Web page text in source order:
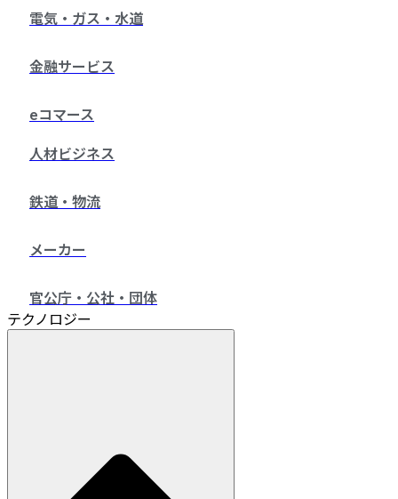
電気・ガス・水道
金融サービス
eコマース
人材ビジネス
鉄道・物流
メーカー
官公庁・公社・団体
テクノロジー